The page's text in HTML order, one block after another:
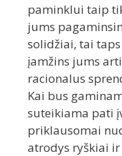
paminklui taip
jums
solidžiai, tai
įamžins jums
racionalus
Kai bus
suteikiama pati
priklausomai
atrodys ryškiai